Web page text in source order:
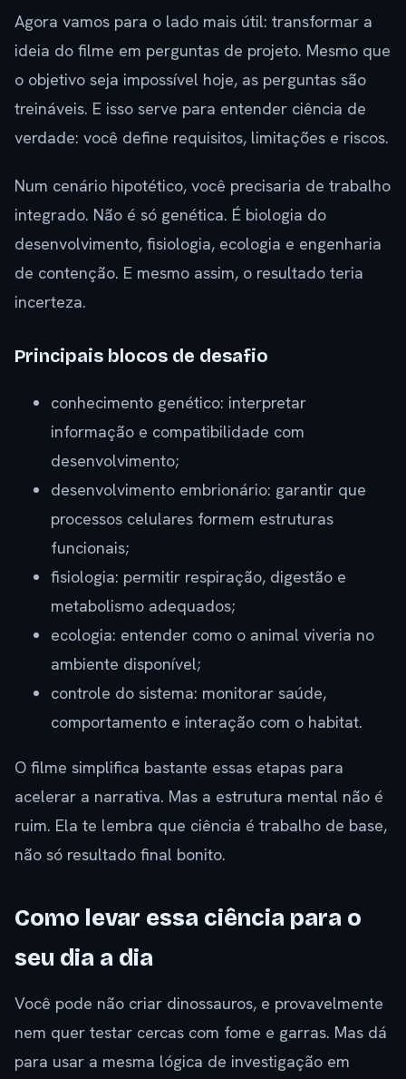
Agora vamos para o lado mais útil: transformar a
ideia do filme em perguntas de projeto. Mesmo que
o objetivo seja impossível hoje, as perguntas são
treináveis. E isso serve para entender ciência de
verdade: você define requisitos, limitações e riscos.
Num cenário hipotético, você precisaria de trabalho
integrado. Não é só genética. É biologia do
desenvolvimento, fisiologia, ecologia e engenharia
de contenção. E mesmo assim, o resultado teria
incerteza.
Principais blocos de desafio
conhecimento genético: interpretar
informação e compatibilidade com
desenvolvimento;
desenvolvimento embrionário: garantir que
processos celulares formem estruturas
funcionais;
fisiologia: permitir respiração, digestão e
metabolismo adequados;
ecologia: entender como o animal viveria no
ambiente disponível;
controle do sistema: monitorar saúde,
comportamento e interação com o habitat.
O filme simplifica bastante essas etapas para
acelerar a narrativa. Mas a estrutura mental não é
ruim. Ela te lembra que ciência é trabalho de base,
não só resultado final bonito.
Como levar essa ciência para o
seu dia a dia
Você pode não criar dinossauros, e provavelmente
nem quer testar cercas com fome e garras. Mas dá
para usar a mesma lógica de investigação em